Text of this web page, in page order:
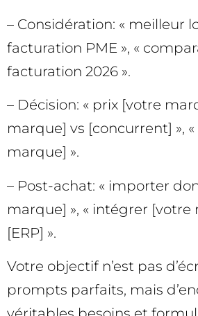
– Considération: « meilleur
facturation PME », «
facturation 2026 ».
– Décision: « prix [votre
marque] vs [concurrent] »,
marque] ».
– Post-achat: « importer
marque] », « intégrer [votre
[ERP] ».
Votre objectif n’est pas
prompts parfaits, mais